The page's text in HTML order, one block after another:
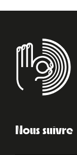
Nous suivre